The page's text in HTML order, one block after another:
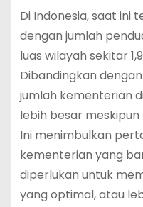
Di Indonesia, saat ini
dengan jumlah
luas wilayah sekitar
Dibandingkan
jumlah kementerian
lebih besar
Ini menimbulkan
kementerian yang
diperlukan untuk
yang optimal, atau